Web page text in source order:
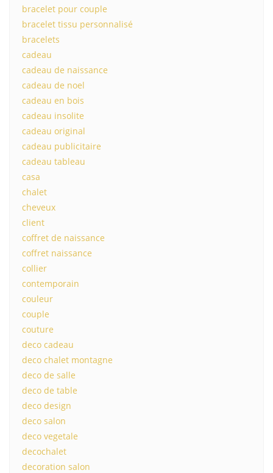
bracelet pour couple
bracelet tissu personnalisé
bracelets
cadeau
cadeau de naissance
cadeau de noel
cadeau en bois
cadeau insolite
cadeau original
cadeau publicitaire
cadeau tableau
casa
chalet
cheveux
client
coffret de naissance
coffret naissance
collier
contemporain
couleur
couple
couture
deco cadeau
deco chalet montagne
deco de salle
deco de table
deco design
deco salon
deco vegetale
decochalet
decoration salon